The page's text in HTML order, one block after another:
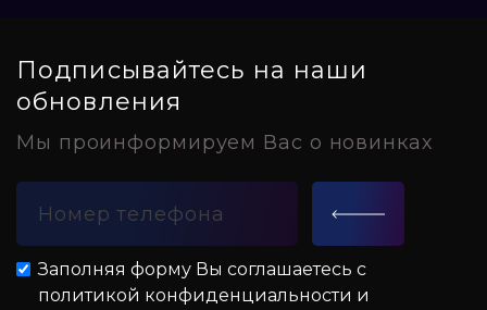
Подписывайтесь на наши
обновления
Мы проинформируем Вас о новинках
Заполняя форму Вы соглашаетесь с
политикой конфиденциальности и